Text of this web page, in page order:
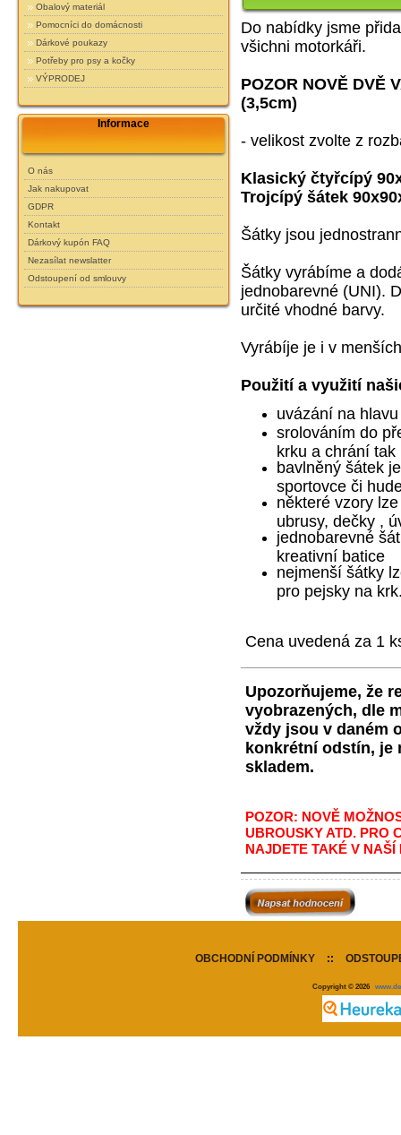
Obalový materiál
Pomocníci do domácnosti
Dárkové poukazy
Potřeby pro psy a kočky
VÝPRODEJ
Informace
O nás
Jak nakupovat
GDPR
Kontakt
Dárkový kupón FAQ
Nezasílat newslatter
Odstoupení od smlouvy
Do nabídky jsme
všichni motorkáři.
POZOR NOVĚ DVĚ
(3,5cm)
- velikost zvolte z
Klasický čtyřcípý
Trojcípý šátek
Šátky jsou
Šátky vyrábíme a
jednobarevné (UNI).
určité vhodné barvy.
Vyrábíje je i v
Použití a využití
uvázání na
srolováním do
krku a chrání tak
bavlněný šátek
sportovce či
některé vzory
ubrusy, dečky ,
jednobarevné
kreativní batice
nejmenší šátky
pro pejsky na
Cena uvedená za 1
Upozorňujeme, že
vyobrazených, dle
vždy jsou v daném
konkrétní odstín, je
skladem.
POZOR: NOVĚ
UBROUSKY ATD. PRO
NAJDETE TAKÉ V NAŠÍ
OBCHODNÍ PODMÍNKY ::
Copyright © 2026